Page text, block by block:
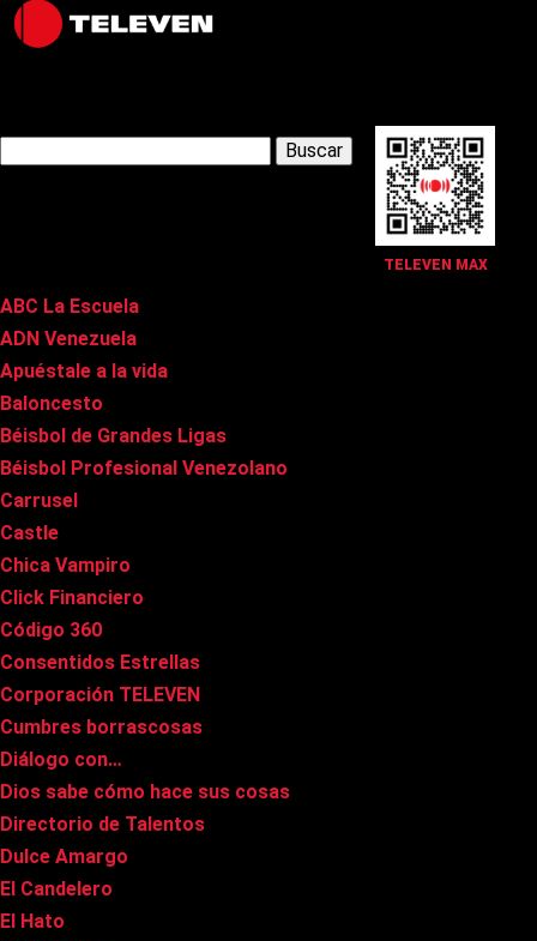
TELEVEN MAX
Latest Posts
ABC La Escuela
ADN Venezuela
Apuéstale a la vida
Baloncesto
Béisbol de Grandes Ligas
Béisbol Profesional Venezolano
Carrusel
Castle
Chica Vampiro
Click Financiero
Código 360
Consentidos Estrellas
Corporación TELEVEN
Cumbres borrascosas
Diálogo con…
Dios sabe cómo hace sus cosas
Directorio de Talentos
Dulce Amargo
El Candelero
El Hato